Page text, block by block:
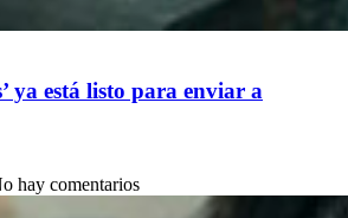
ya está listo para enviar a
hay comentarios